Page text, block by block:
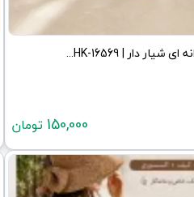
شمع استوانه ای شیار دار | JCHK-16569
150,000 تومان